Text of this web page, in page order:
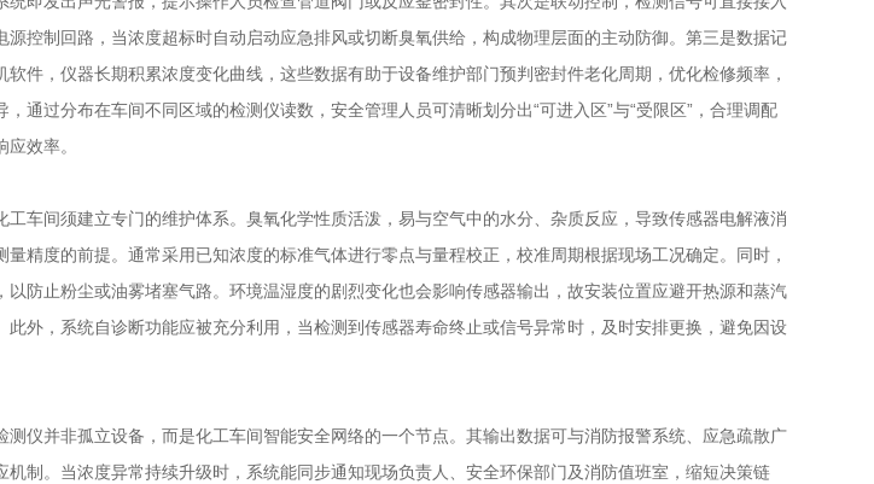
控制回路，当浓度超标时自动启动应急排风或切断臭氧供给，构成物理层面的主动防御。第三是数据记
件，仪器长期积累浓度变化曲线，这些数据有助于设备维护部门预判密封件老化周期，优化检修频率，
通过分布在车间不同区域的检测仪读数，安全管理人员可清晰划分出“可进入区”与“受限区”，合理调配
效率。
间须建立专门的维护体系。臭氧化学性质活泼，易与空气中的水分、杂质反应，导致传感器电解液消
精度的前提。通常采用已知浓度的标准气体进行零点与量程校正，校准周期根据现场工况确定。同时，
防止粉尘或油雾堵塞气路。环境温湿度的剧烈变化也会影响传感器输出，故安装位置应避开热源和蒸汽
外，系统自诊断功能应被充分利用，当检测到传感器寿命终止或信号异常时，及时安排更换，避免因设
并非孤立设备，而是化工车间智能安全网络的一个节点。其输出数据可与消防报警系统、应急疏散广
制。当浓度异常持续升级时，系统能同步通知现场负责人、安全环保部门及消防值班室，缩短决策链